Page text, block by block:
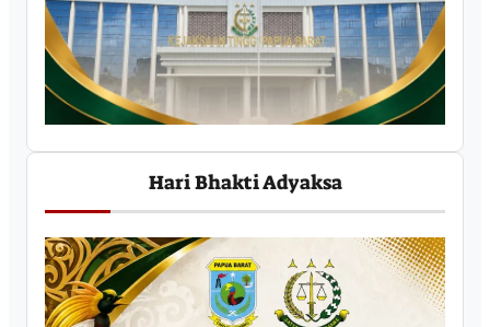
Hari Bhakti Adyaksa